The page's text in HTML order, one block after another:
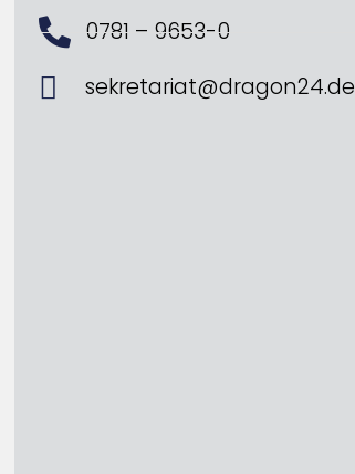
0781 – 9653-0
sekretariat@dragon24.de